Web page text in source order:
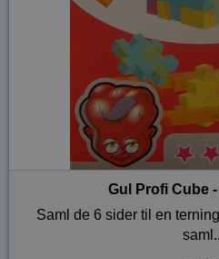
Gul Profi Cube
Saml de 6 sider til en